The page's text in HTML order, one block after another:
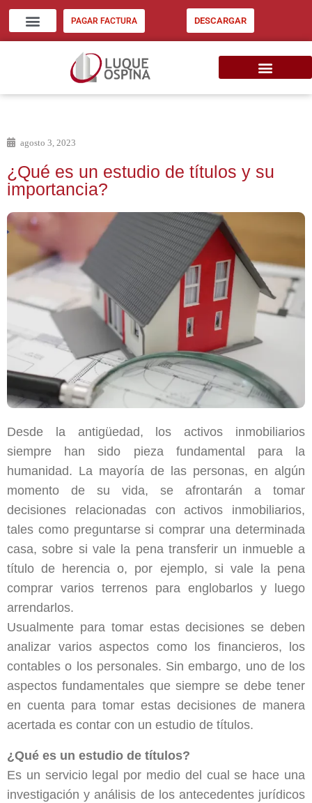
PAGAR FACTURA DESCARGAR
agosto 3, 2023
¿Qué es un estudio de títulos y su
importancia?
Desde la antigüedad, los activos inmobiliarios
siempre han sido pieza fundamental para la
humanidad. La mayoría de las personas, en algún
momento de su vida, se afrontarán a tomar
decisiones relacionadas con activos inmobiliarios,
tales como preguntarse si comprar una determinada
casa, sobre si vale la pena transferir un inmueble a
título de herencia o, por ejemplo, si vale la pena
comprar varios terrenos para englobarlos y luego
arrendarlos.
Usualmente para tomar estas decisiones se deben
analizar varios aspectos como los financieros, los
contables o los personales. Sin embargo, uno de los
aspectos fundamentales que siempre se debe tener
en cuenta para tomar estas decisiones de manera
acertada es contar con un estudio de títulos.
¿Qué es un estudio de títulos?
Es un servicio legal por medio del cual se hace una
investigación y análisis de los antecedentes jurídicos